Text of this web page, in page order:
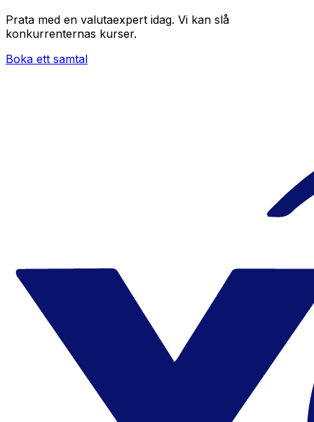
Prata med en valutaexpert idag. Vi kan slå
konkurrenternas kurser.
Boka ett samtal